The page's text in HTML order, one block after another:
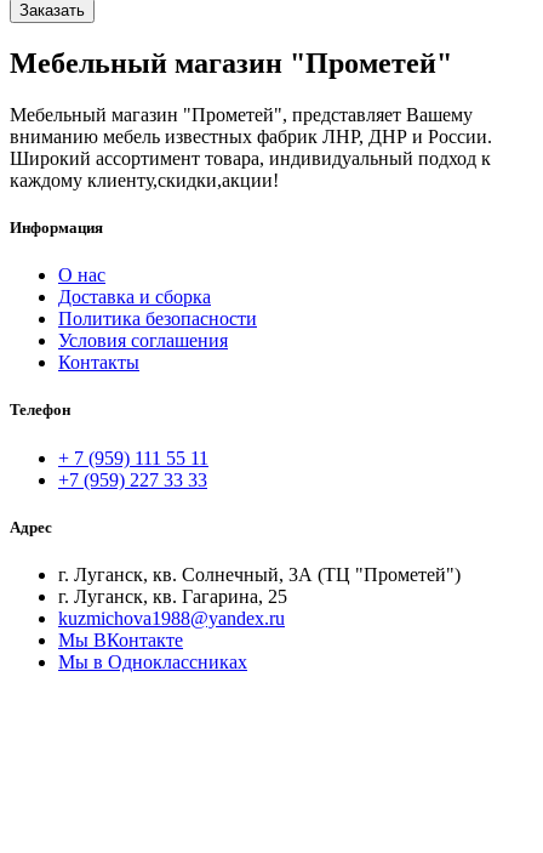
Заказать
Мебельный магазин "Прометей"
Мебельный магазин "Прометей", представляет Вашему
вниманию мебель известных фабрик ЛНР, ДНР и России.
Широкий ассортимент товара, индивидуальный подход к
каждому клиенту,скидки,акции!
Информация
О нас
Доставка и сборка
Политика безопасности
Условия соглашения
Контакты
Телефон
+ 7 (959) 111 55 11
+7 (959) 227 33 33
Адрес
г. Луганск, кв. Солнечный, 3А (ТЦ "Прометей")
г. Луганск, кв. Гагарина, 25
kuzmichova1988@yandex.ru
Мы ВКонтакте
Мы в Одноклассниках